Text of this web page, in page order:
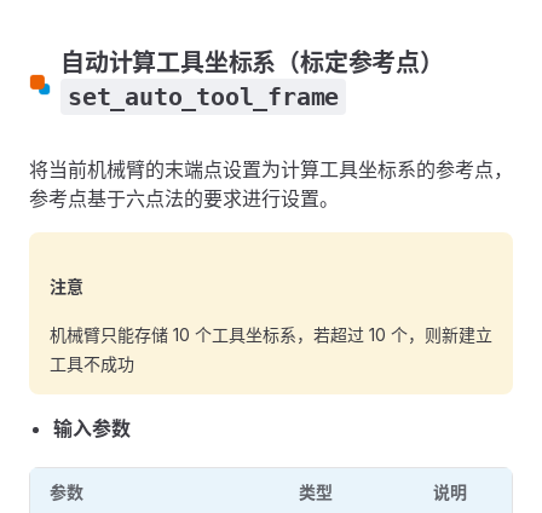
自动计算工具坐标系（标定参考点）
set_auto_tool_frame
将当前机械臂的末端点设置为计算工具坐标系的参考点，
参考点基于六点法的要求进行设置。
注意
机械臂只能存储 10 个工具坐标系，若超过 10 个，则新建立
工具不成功
输入参数
参数 类型 说明